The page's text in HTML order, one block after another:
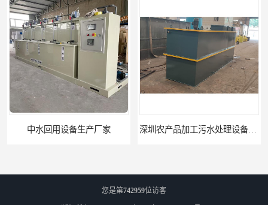
中水回用设备生产厂家 深圳农产品加工污水处理设备厂家
您是第742959位访客